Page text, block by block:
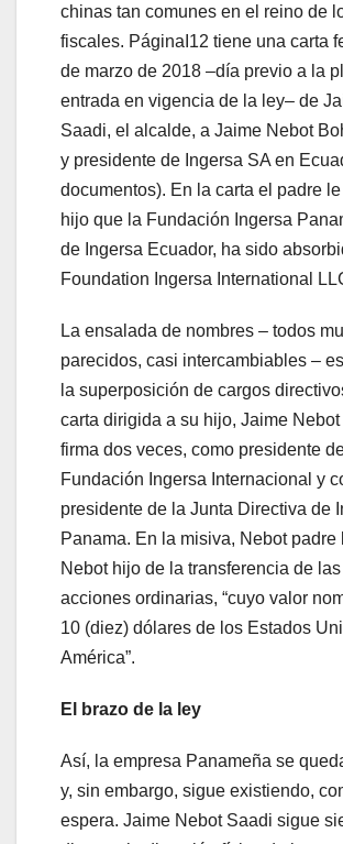
chinas tan comunes en el reino de
fiscales. PáginaI12 tiene una carta
de marzo de 2018 –día previo a la
entrada en vigencia de la ley– de
Saadi, el alcalde, a Jaime Nebot
y presidente de Ingersa SA en
documentos). En la carta el padre le
hijo que la Fundación Ingersa
de Ingersa Ecuador, ha sido
Foundation Ingersa International
La ensalada de nombres – todos
parecidos, casi intercambiables –
la superposición de cargos
carta dirigida a su hijo, Jaime
firma dos veces, como presidente
Fundación Ingersa Internacional y
presidente de la Junta Directiva de
Panama. En la misiva, Nebot padre
Nebot hijo de la transferencia de
acciones ordinarias, “cuyo valor
10 (diez) dólares de los Estados
América”.
El brazo de la ley
Así, la empresa Panameña se
y, sin embargo, sigue existiendo,
espera. Jaime Nebot Saadi sigue